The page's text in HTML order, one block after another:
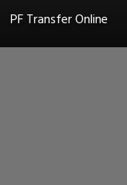
PF Transfer Online